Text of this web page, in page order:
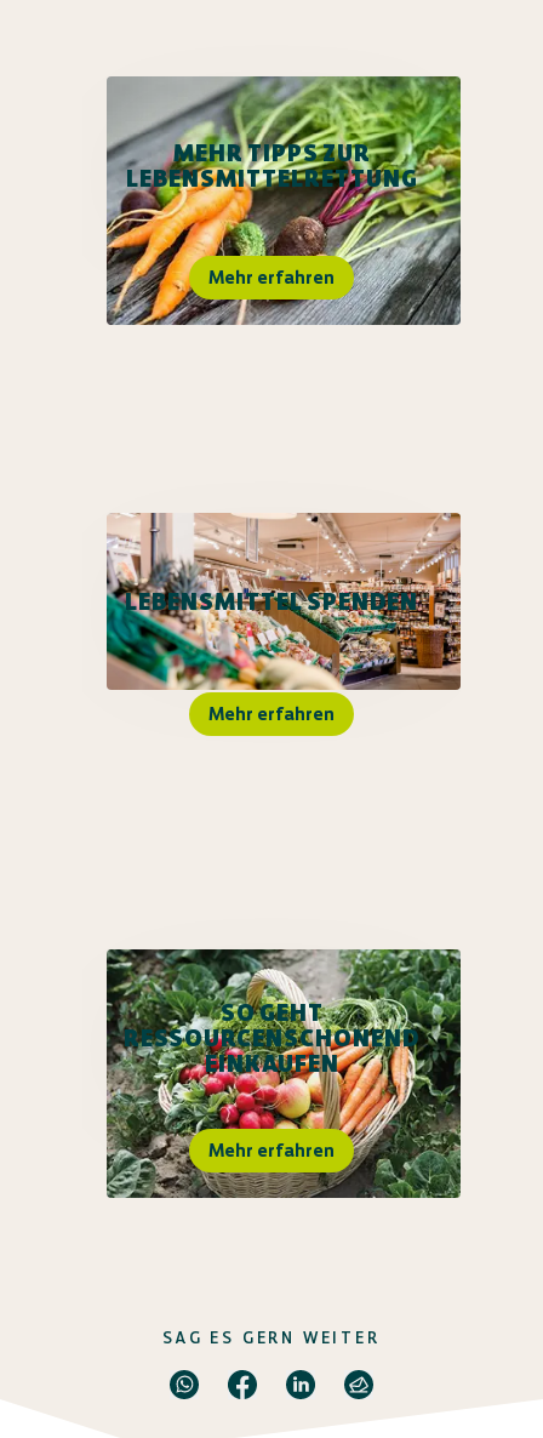
MEHR TIPPS ZUR
LEBENSMITTELRETTUNG
Mehr erfahren
LEBENSMITTEL SPENDEN
Mehr erfahren
SO GEHT
RESSOURCENSCHONEND
EINKAUFEN
Mehr erfahren
SAG ES GERN WEITER